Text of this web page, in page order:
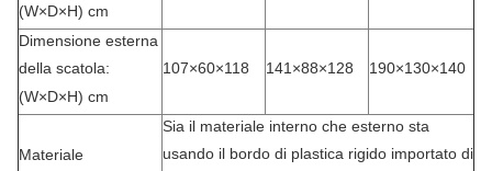
(W×D×H) cm
Dimensione esterna
della scatola:
(W×D×H) cm
107×60×118 141×88×128 190×130×140
Materiale
Sia il materiale interno che esterno sta
usando il bordo di plastica rigido importato di